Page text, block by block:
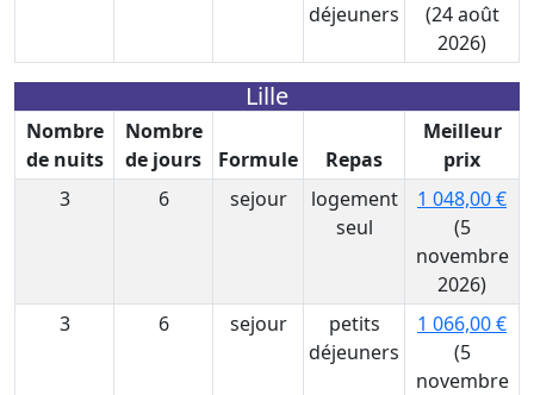
déjeuners
(24 août
2026)
Lille
Nombre
de nuits
Nombre
de jours
Formule Repas
Meilleur
prix
3
6 sejour
logement
seul
1 048,00 €
(5
novembre
2026)
3
6 sejour
petits
déjeuners
1 066,00 €
(5
novembre